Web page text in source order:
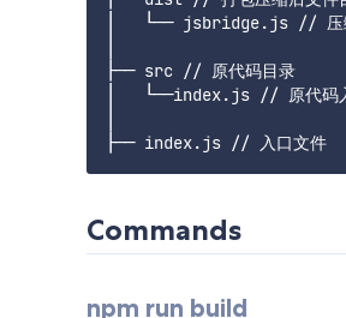
│   └── jsbridge.js // 压
├── src // 原代码目录
│   └──index.js // 原代码
Commands
npm run build